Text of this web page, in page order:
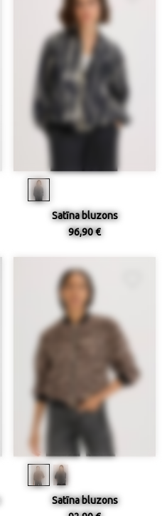
Satīna bluzons
96,90 €
Satīna bluzons